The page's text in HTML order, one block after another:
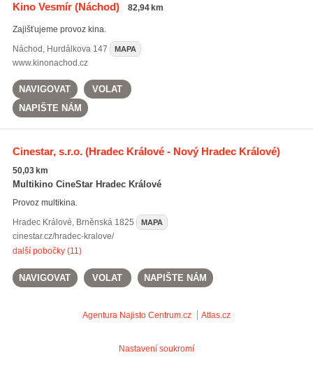
Kino Vesmír(Náchod) 82,94 km
Zajišťujeme provoz kina.
Náchod , Hurdálkova 147 MAPA
www.kinonachod.cz
NAVIGOVAT
VOLAT
NAPIŠTE NÁM
Cinestar, s.r.o.(Hradec Králové - Nový Hradec Králové)
50,03 km
Multikino CineStar Hradec Králové
Provoz multikina.
Hradec Králové, Brněnská 1825 MAPA
cinestar.cz/hradec-kralove/
další pobočky (11)
NAVIGOVAT VOLAT NAPIŠTE NÁM
Agentura Najisto Centrum.cz Atlas.cz
Nastavení soukromí